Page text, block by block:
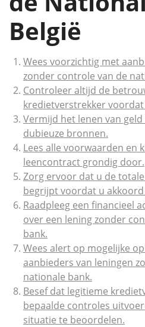
België
Wees voorzichtig met
zonder controle van de
Controleer altijd de
kredietverstrekker
Vermijd het lenen van
dubieuze bronnen.
Lees alle voorwaarden en
leencontract grondig door.
Zorg ervoor dat u de
begrijpt voordat u
Raadpleeg een financieel
over een lening zonder
bank.
Wees alert op mogelijke
aanbieders van leningen
nationale bank.
Besef dat legitieme
bepaalde controles
situatie te beoordelen.